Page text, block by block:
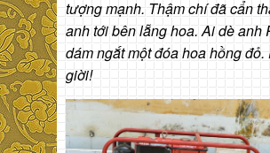
tượng mạnh. Thậm chí đã cẩn
anh tới bên lẵng hoa. Ai dè anh
dám ngắt một đóa hoa hồng đỏ.
giời!